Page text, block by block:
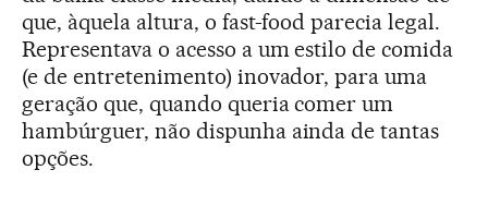
que, àquela altura, o fast-food parecia legal.
Representava o acesso a um estilo de comida
(e de entretenimento) inovador, para uma
geração que, quando queria comer um
hambúrguer, não dispunha ainda de tantas
opções.